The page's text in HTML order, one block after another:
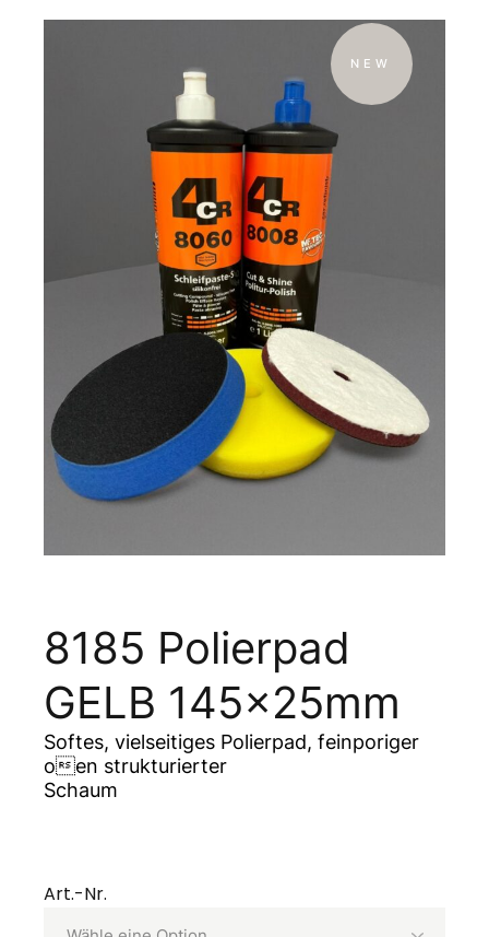
NEW
8185 Polierpad
GELB 145x25mm
Softes, vielseitiges Polierpad, feinporiger
oen strukturierter
Schaum
Art.-Nr.